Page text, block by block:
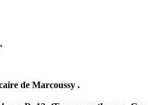
de Marcoussy .